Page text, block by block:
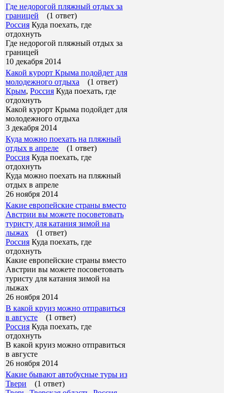
Где недорогой пляжный отдых за
границей
(1 ответ)
Россия Куда поехать, где
отдохнуть
Где недорогой пляжный отдых за
границей
10 декабря 2014
Какой курорт Крыма подойдет для
молодежного отдыха
(1 ответ)
Крым, Россия Куда поехать, где
отдохнуть
Какой курорт Крыма подойдет для
молодежного отдыха
3 декабря 2014
Куда можно поехать на пляжный
отдых в апреле
(1 ответ)
Россия Куда поехать, где
отдохнуть
Куда можно поехать на пляжный
отдых в апреле
26 ноября 2014
Какие европейские страны вместо
Австрии вы можете посоветовать
туристу для катания зимой на
лыжах
(1 ответ)
Россия Куда поехать, где
отдохнуть
Какие европейские страны вместо
Австрии вы можете посоветовать
туристу для катания зимой на
лыжах
26 ноября 2014
В какой круиз можно отправиться
в августе
(1 ответ)
Россия Куда поехать, где
отдохнуть
В какой круиз можно отправиться
в августе
26 ноября 2014
Какие бывают автобусные туры из
Твери
(1 ответ)